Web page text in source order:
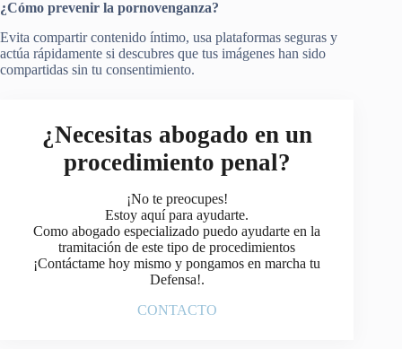
¿Cómo prevenir la pornovenganza?
Evita compartir contenido íntimo, usa plataformas seguras y
actúa rápidamente si descubres que tus imágenes han sido
compartidas sin tu consentimiento.
¿Necesitas abogado en un
procedimiento penal?
¡No te preocupes!
Estoy aquí para ayudarte.
Como abogado especializado puedo ayudarte en la
tramitación de este tipo de procedimientos
¡Contáctame hoy mismo y pongamos en marcha tu
Defensa!.
CONTACTO